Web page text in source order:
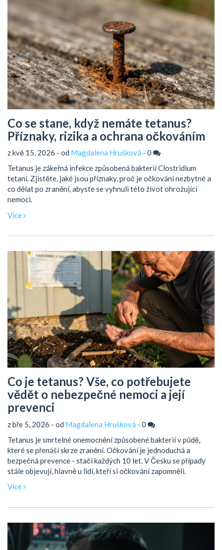
Co se stane, když nemáte tetanus?
Příznaky, rizika a ochrana očkováním
z kvě 15, 2026 - od Magdalena Hrušková - 0
Tetanus je zákeřná infekce způsobená bakterií Clostridium
tetani. Zjistěte, jaké jsou příznaky, proč je očkování nezbytné a
co dělat po zranění, abyste se vyhnuli této život ohrožující
nemoci.
Více
Co je tetanus? Vše, co potřebujete
vědět o nebezpečné nemoci a její
prevenci
z bře 5, 2026 - od Magdalena Hrušková - 0
Tetanus je smrtelné onemocnění způsobené bakterií v půdě,
které se přenáší skrze zranění. Očkování je jednoduchá a
bezpečná prevence - stačí každých 10 let. V Česku se případy
stále objevují, hlavně u lidí, kteří si očkování zapomněli.
Více